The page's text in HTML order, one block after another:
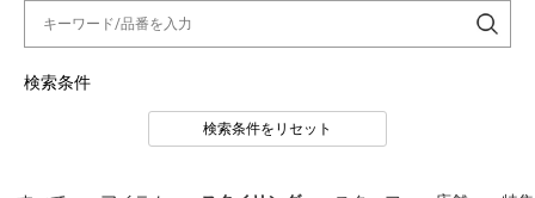
検索条件
検索条件をリセット